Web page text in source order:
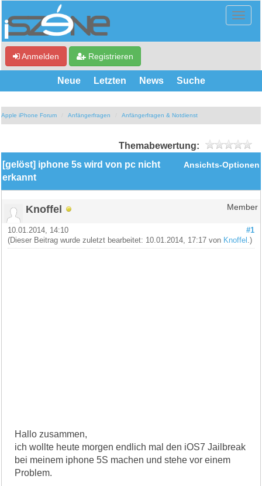
Anmelden Registrieren
Neue Letzten News Suche
Apple iPhone Forum Anfängerfragen Anfängerfragen & Notdienst
Themabewertung:
Ansichts-Optionen
[gelöst] iphone 5s wird von pc nicht
erkannt
Knoffel Member
#1
10.01.2014, 14:10
(Dieser Beitrag wurde zuletzt bearbeitet: 10.01.2014, 17:17 von Knoffel .)
Hallo zusammen,
ich wollte heute morgen endlich mal den iOS7 Jailbreak
bei meinem iphone 5S machen und stehe vor einem
Problem.